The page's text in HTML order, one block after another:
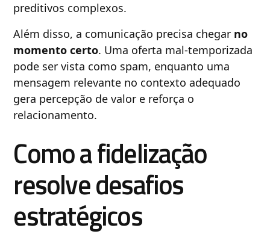
preditivos complexos.
Além disso, a comunicação precisa chegar no
momento certo. Uma oferta mal-temporizada
pode ser vista como spam, enquanto uma
mensagem relevante no contexto adequado
gera percepção de valor e reforça o
relacionamento.
Como a fidelização
resolve desafios
estratégicos